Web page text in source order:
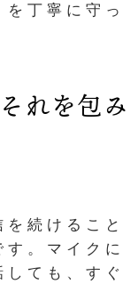
丁寧に守っ
れを包み
続けること
。マイクに
ても、すぐ